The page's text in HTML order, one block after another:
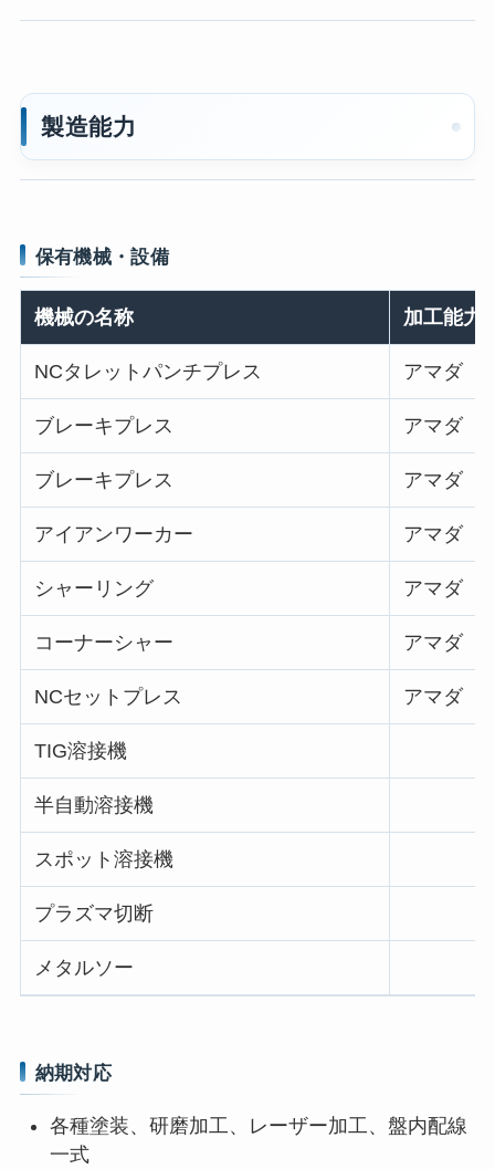
製造能力
保有機械・設備
機械の名称 加工能力
NCタレットパンチプレス アマダ
ブレーキプレス アマダ
ブレーキプレス アマダ
アイアンワーカー アマダ
シャーリング アマダ
コーナーシャー アマダ
NCセットプレス アマダ
TIG溶接機
半自動溶接機
スポット溶接機
プラズマ切断
メタルソー
納期対応
各種塗装、研磨加工、レーザー加工、盤内配線
一式